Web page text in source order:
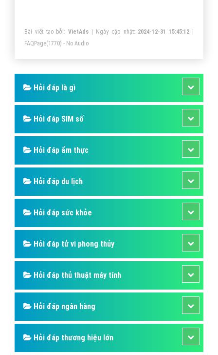
rất lâu và thực thực hư hư không ai có thể biết chúng
có tồn tại thật hay không tuy nhiên nó luôn đạt ở vị trí
cao nhất nơi ngai vàng của những đấng tối cao, các
khu thờ phụng linh thiêng. Chính những chi tiết này đã
làm nên cảm hứng hình xăm rồng
Bài viết tạo bởi:VietAds | Ngày cập nhật: 2024-12-31 15:45:12 |
FAQPage(1770) - No Audio
Hỏi đáp là gì
Hỏi đáp SIM số
Hỏi đáp ẩm thực
Hỏi đáp du lịch
Hỏi đáp sức khỏe
Hỏi đáp tử vi phong thủy
Hỏi đáp thủ thuật máy tính
Hỏi đáp ngân hàng
Hỏi đáp thương hiệu lớn